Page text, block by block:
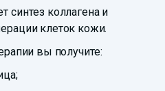
синтез коллагена и
клеток кожи.
вы получите: